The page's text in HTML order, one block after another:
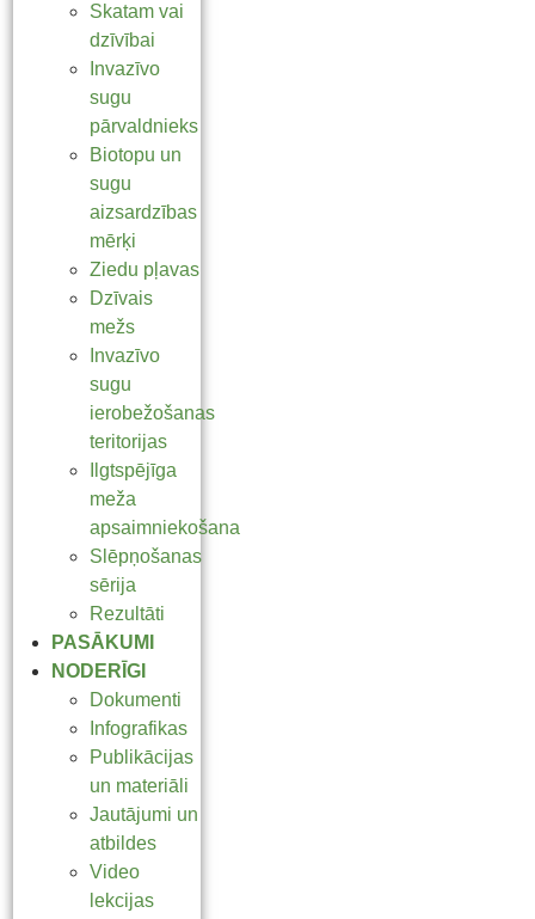
Skatam vai
dzīvībai
Invazīvo
sugu
pārvaldnieks
Biotopu un
sugu
aizsardzības
mērķi
Ziedu pļavas
Dzīvais
mežs
Invazīvo
sugu
ierobežošanas
teritorijas
Ilgtspējīga
meža
apsaimniekošana
Slēpņošanas
sērija
Rezultāti
PASĀKUMI
NODERĪGI
Dokumenti
Infografikas
Publikācijas
un materiāli
Jautājumi un
atbildes
Video
lekcijas